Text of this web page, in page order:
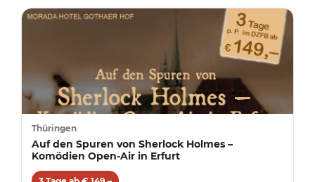
Thüringen
Auf den Spuren von Sherlock Holmes –
Komödien Open-Air in Erfurt